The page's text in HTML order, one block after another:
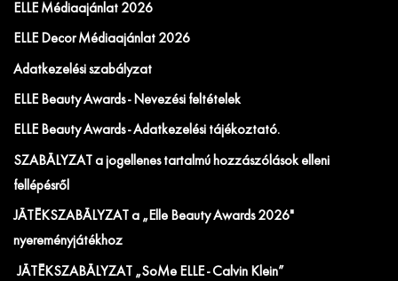
ELLE Médiaajánlat 2026
ELLE Decor Médiaajánlat 2026
Adatkezelési szabályzat
ELLE Beauty Awards - Nevezési feltételek
ELLE Beauty Awards - Adatkezelési tájékoztató.
SZABÁLYZAT a jogellenes tartalmú hozzászólások elleni
fellépésről
JÁTÉKSZABÁLYZAT a „Elle Beauty Awards 2026"
nyereményjátékhoz
JÁTÉKSZABÁLYZAT „SoMe ELLE - Calvin Klein”